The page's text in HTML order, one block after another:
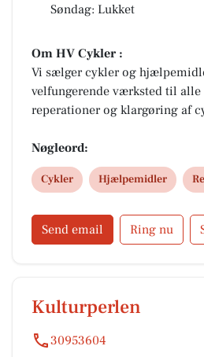
Søndag: Lukket
Om HV Cykler :
Vi sælger cykler og
velfungerende værksted til
reperationer og klargøring af
scooter,kabinescooter, el-
Vi sælger cykler fra
CUBE, GAZELLE, Velo De Ville
desuden et stort udvalg af
EasyGO og BACH
Nøgleord:
Cykler Hjælpemidler
Send email Ring nu
Kulturperlen
30953604